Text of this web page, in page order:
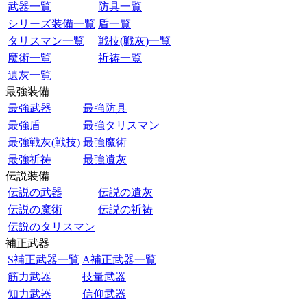
武器一覧
防具一覧
シリーズ装備一覧 盾一覧
タリスマン一覧
戦技(戦灰)一覧
魔術一覧
祈祷一覧
遺灰一覧
最強装備
最強武器
最強防具
最強盾
最強タリスマン
最強戦灰(戦技) 最強魔術
最強祈祷
最強遺灰
伝説装備
伝説の武器
伝説の遺灰
伝説の魔術
伝説の祈祷
伝説のタリスマン
補正武器
S補正武器一覧 A補正武器一覧
筋力武器
技量武器
知力武器
信仰武器